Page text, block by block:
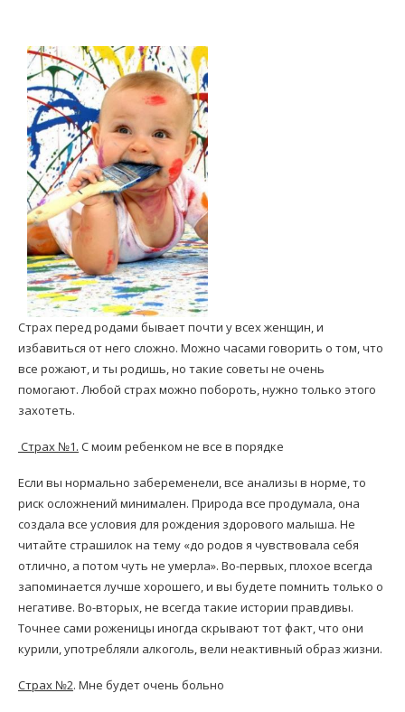
Страх перед родами бывает почти у всех женщин, и
избавиться от него сложно. Можно часами говорить о том, что
все рожают, и ты родишь, но такие советы не очень
помогают. Любой страх можно побороть, нужно только этого
захотеть.
Страх №1. С моим ребенком не все в порядке
Если вы нормально забеременели, все анализы в норме, то
риск осложнений минимален. Природа все продумала, она
создала все условия для рождения здорового малыша. Не
читайте страшилок на тему «до родов я чувствовала себя
отлично, а потом чуть не умерла». Во-первых, плохое всегда
запоминается лучше хорошего, и вы будете помнить только о
негативе. Во-вторых, не всегда такие истории правдивы.
Точнее сами роженицы иногда скрывают тот факт, что они
курили, употребляли алкоголь, вели неактивный образ жизни.
Страх №2. Мне будет очень больно